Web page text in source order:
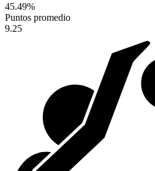
45.49%
Puntos promedio
9.25